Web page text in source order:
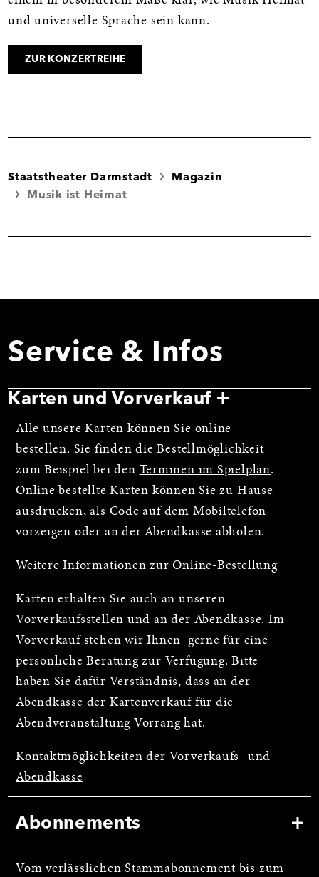
und universelle Sprache sein kann.
ZUR KONZERTREIHE
Staatstheater Darmstadt
Magazin
Musik ist Heimat
Service & Infos
Karten und Vorverkauf
Alle unsere Karten können Sie online
bestellen. Sie finden die Bestellmöglichkeit
zum Beispiel bei den Terminen im Spielplan.
Online bestellte Karten können Sie zu Hause
ausdrucken, als Code auf dem Mobiltelefon
vorzeigen oder an der Abendkasse abholen.
Weitere Informationen zur Online-Bestellung
Karten erhalten Sie auch an unseren
Vorverkaufsstellen und an der Abendkasse. Im
Vorverkauf stehen wir Ihnen gerne für eine
persönliche Beratung zur Verfügung. Bitte
haben Sie dafür Verständnis, dass an der
Abendkasse der Kartenverkauf für die
Abendveranstaltung Vorrang hat.
Kontaktmöglichkeiten der Vorverkaufs- und
Abendkasse
Abonnements
Vom verlässlichen Stammabonnement bis zum